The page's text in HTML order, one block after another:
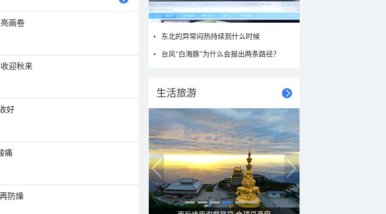
画卷
迎秋来
好
痛
防燥
东北的异常闷热持续到什么时候
台风“白海豚”为什么会报出两条路径？
生活旅游